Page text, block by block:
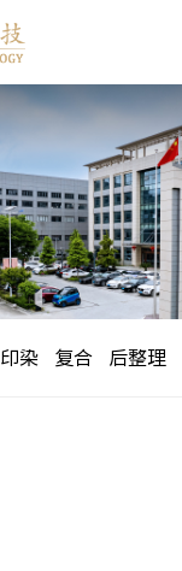
印染 复合 后整理